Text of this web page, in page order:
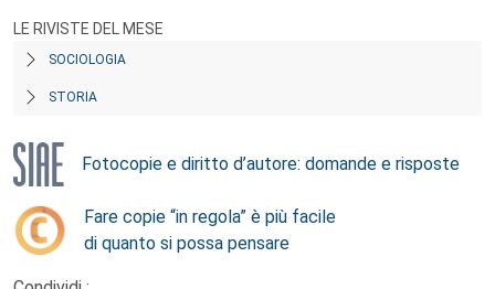
LE RIVISTE DEL MESE
SOCIOLOGIA
STORIA
Fotocopie e diritto d’autore: domande e risposte
Fare copie “in regola” è più facile
di quanto si possa pensare